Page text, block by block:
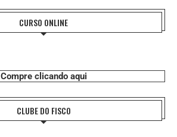
CURSO ONLINE
Compre clicando aqui
CLUBE DO FISCO